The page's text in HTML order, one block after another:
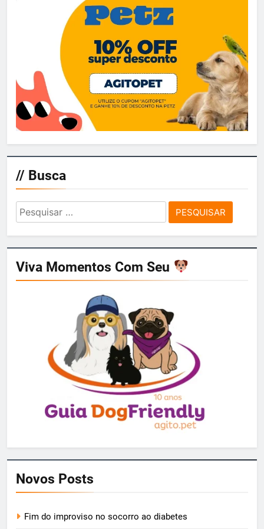
// Busca
Pesquisar
por:
Viva Momentos Com Seu
Novos Posts
Fim do improviso no socorro ao diabetes